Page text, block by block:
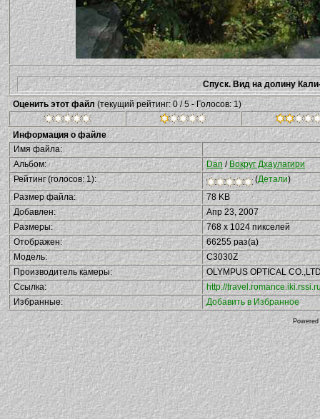
Спуск. Вид на долину
Оценить этот файл (текущий рейтинг: 0 / 5 - Голосов: 1)
Информация о файле
Имя файла:
Альбом:
Dan/ Вокруг Дхаулагири
Рейтинг (голосов: 1):
(Детали)
Размер файла:
78 KB
Добавлен:
Апр 23, 2007
Размеры:
768 x 1024 пикселей
Отображен:
66255 раз(а)
Модель:
C3030Z
Производитель камеры:
OLYMPUS OPTICAL
Ссылка:
http://
Избранные:
Добавить в Избранное